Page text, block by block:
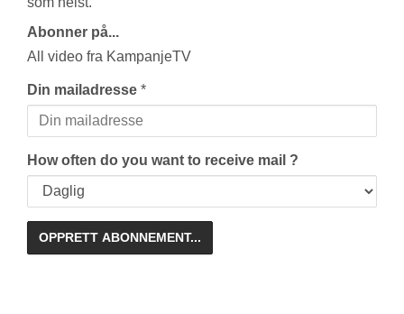
Abonner på...
All video fra KampanjeTV
Din mailadresse *
How often do you want to receive mail ?